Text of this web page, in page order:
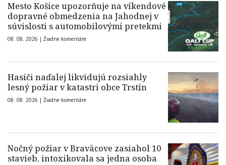
Mesto Košice upozorňuje na víkendové
dopravné obmedzenia na Jahodnej v
súvislosti s automobilovými pretekmi
08. 08. 2026 | Žiadne komentáre
Hasiči naďalej likvidujú rozsiahly
lesný požiar v katastri obce Trstín
08. 08. 2026 | Žiadne komentáre
Nočný požiar v Braväcove zasiahol 10
stavieb, intoxikovala sa jedna osoba